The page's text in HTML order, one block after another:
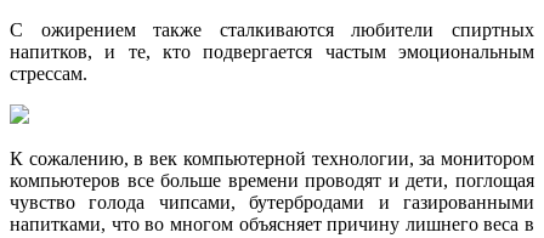
С ожирением также сталкиваются любители спиртных
напитков, и те, кто подвергается частым эмоциональным
стрессам.
К сожалению, в век компьютерной технологии, за монитором
компьютеров все больше времени проводят и дети, поглощая
чувство голода чипсами, бутербродами и газированными
напитками, что во многом объясняет причину лишнего веса в